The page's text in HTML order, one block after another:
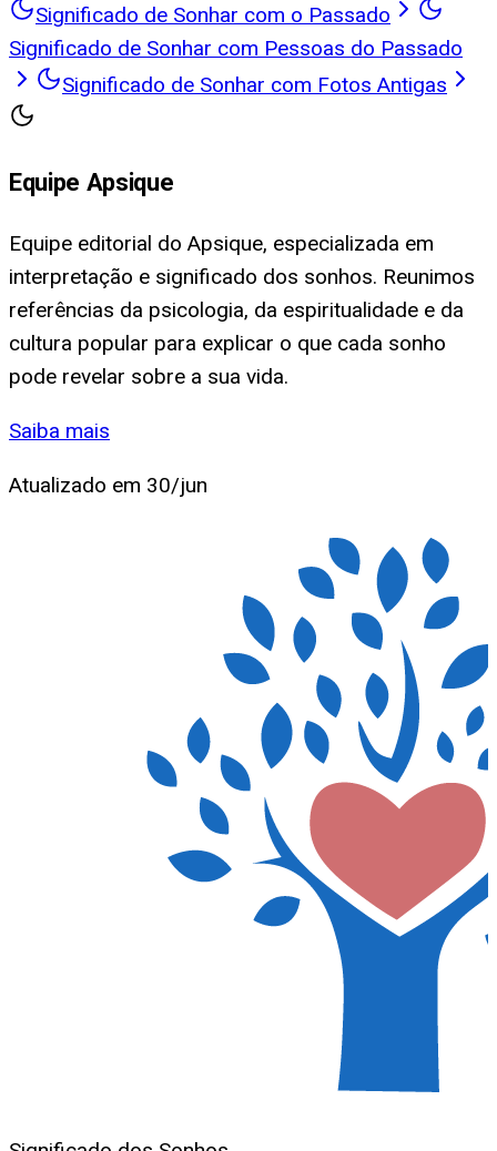
Significado de Sonhar com o Passado
Significado de Sonhar com Pessoas do Passado
Significado de Sonhar com Fotos Antigas
Equipe Apsique
Equipe editorial do Apsique, especializada em
interpretação e significado dos sonhos. Reunimos
referências da psicologia, da espiritualidade e da
cultura popular para explicar o que cada sonho
pode revelar sobre a sua vida.
Saiba mais
Atualizado em 30/jun